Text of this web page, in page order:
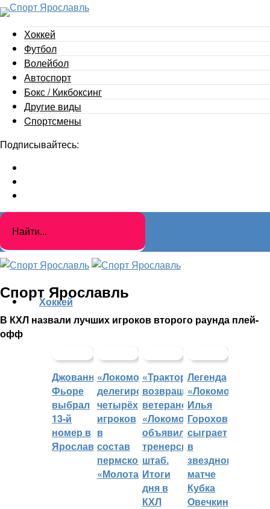
Хоккей
Футбол
Волейбол
Автоспорт
Бокс / Кикбоксинг
Другие виды
Cпортсмены
Подписывайтесь:
Спорт Ярославль
В КХЛ назвали лучших игроков второго раунда плей-
офф
Хоккей
Джованни
Фьоре
выбрал
13-й
номер в
Ярославле
«Локомотив»
делегировал
четырёх
игроков
в
состав
пермского
«Молота»
«Трактор»
возвращает
ветеранов,
«Локомотив»
объявил
тренерский
штаб.
Итоги
дня в
КХЛ
Легенда
«Локомотива»
Илья
Горохов
сыграет
в
звездном
матче
Кубка
Овечкина